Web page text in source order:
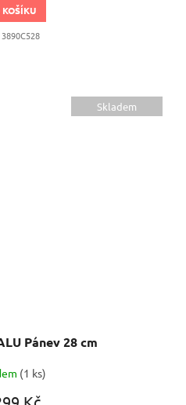
KOŠÍKU
3890C528
Skladem
Pánev 28 cm
(1 ks)